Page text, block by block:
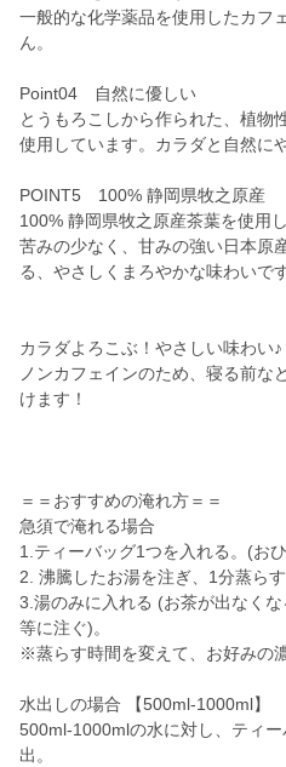
一般的な化学薬品を使用したカフ
ん。
Point04 自然に優しい
とうもろこしから作られた、植物
使用しています。カラダと自然に
POINT5 100% 静岡県牧之原産
100% 静岡県牧之原産茶葉を使用
苦みの少なく、甘みの強い日本原
る、やさしくまろやかな味わいで
カラダよろこぶ！やさしい味わい
ノンカフェインのため、寝る前な
けます！
＝＝おすすめの淹れ方＝＝
急須で淹れる場合
1.ティーバッグ1つを入れる。(お
2. 沸騰したお湯を注ぎ、1分蒸らす
3.湯のみに入れる (お茶が出なく
等に注ぐ)。
※蒸らす時間を変えて、お好みの
水出しの場合 【500ml-1000ml】
500ml-1000mlの水に対し、ティ
出。